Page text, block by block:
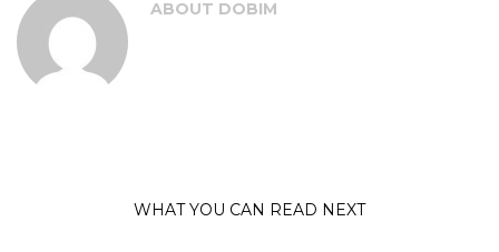
ABOUT DOBIM
WHAT YOU CAN READ NEXT